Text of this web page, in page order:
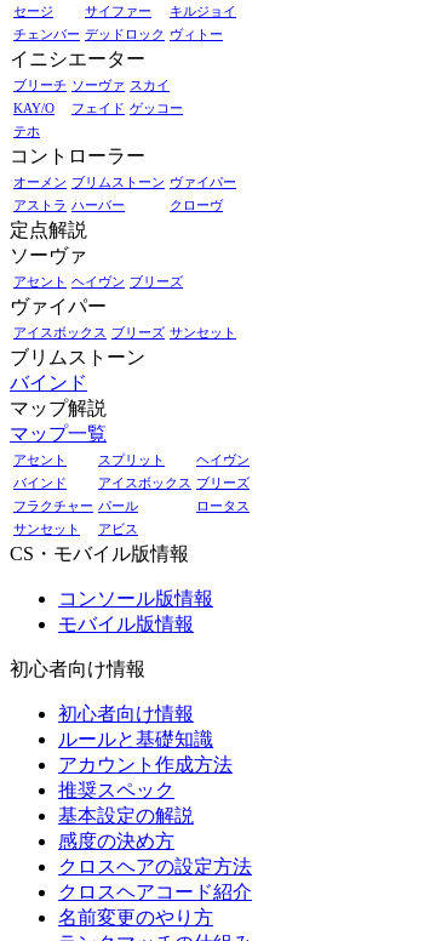
セージ サイファー
キルジョイ
チェンバー デッドロック ヴィトー
イニシエーター
ブリーチ ソーヴァ スカイ
KAY/O
フェイド ゲッコー
テホ
コントローラー
オーメン ブリムストーン ヴァイパー
アストラ ハーバー クローヴ
定点解説
ソーヴァ
アセント ヘイヴン ブリーズ
ヴァイパー
アイスボックス ブリーズ サンセット
ブリムストーン
バインド
マップ解説
マップ一覧
アセント スプリット
ヘイヴン
バインド
アイスボックス ブリーズ
フラクチャー パール
ロータス
サンセット
アビス
CS・モバイル版情報
コンソール版情報
モバイル版情報
初心者向け情報
初心者向け情報
ルールと基礎知識
アカウント作成方法
推奨スペック
基本設定の解説
感度の決め方
クロスヘアの設定方法
クロスヘアコード紹介
名前変更のやり方